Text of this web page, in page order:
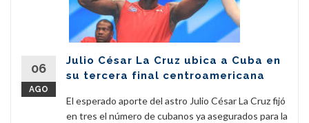
06
AGO
Julio César La Cruz ubica a Cuba en
su tercera final centroamericana
El esperado aporte del astro Julio César La Cruz fijó
en tres el número de cubanos ya asegurados para la